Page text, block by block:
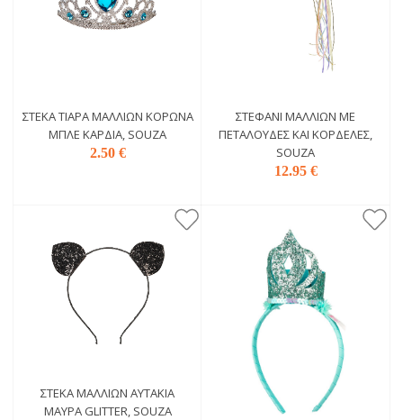
ΣΤΈΚΑ ΤΙΆΡΑ ΜΑΛΛΙΏΝ ΚΟΡΏΝΑ
ΜΠΛΕ ΚΑΡΔΙΆ, SOUZA
2.50 €
ΣΤΕΦΆΝΙ ΜΑΛΛΙΏΝ ΜΕ
ΠΕΤΑΛΟΎΔΕΣ ΚΑΙ ΚΟΡΔΈΛΕΣ,
SOUZA
12.95 €
ΣΤΈΚΑ ΜΑΛΛΙΏΝ ΑΥΤΆΚΙΑ
ΜΑΎΡΑ GLITTER, SOUZA